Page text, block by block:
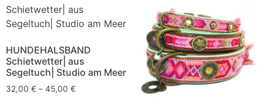
HUNDEHALSBAND
Schietwetter| aus
Segeltuch| Studio am Meer
32,00 € – 45,00 €